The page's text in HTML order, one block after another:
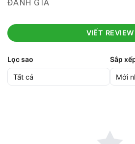
ĐÁNH GIÁ
VIẾT REVIEW
Lọc sao Sắp